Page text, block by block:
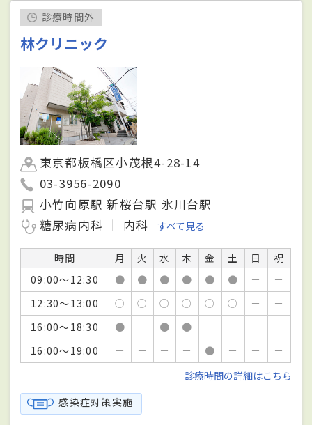
診療時間外
林クリニック
東京都板橋区小茂根4-28-14
03-3956-2090
小竹向原駅 新桜台駅 氷川台駅
糖尿病内科
内科 すべて見る
時間 月 火 水 木 金 土 日
祝
09:00～12:30
● ● ● ● ● ● －
－
12:30～13:00
○ ○ ○ ○ ○ ○ －
－
16:00～18:30
● － ● ● － － －
－
16:00～19:00
－ － － － ● － －
－
診療時間の詳細はこちら
感染症対策実施